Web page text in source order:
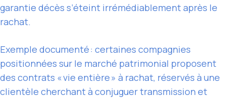
garantie décès s’éteint irrémédiablement après le
rachat.
Exemple documenté : certaines compagnies
positionnées sur le marché patrimonial proposent
des contrats « vie entière » à rachat, réservés à une
clientèle cherchant à conjuguer transmission et